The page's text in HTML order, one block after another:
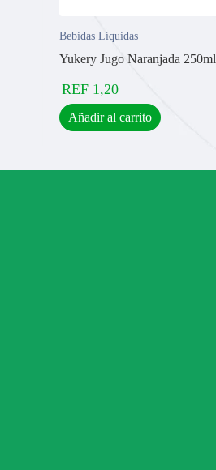
Bebidas Líquidas
Yukery Jugo Naranjada 250ml
REF 1,20
Añadir al carrito